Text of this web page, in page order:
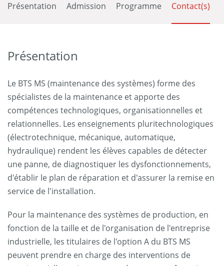
Présentation Admission Programme Contact(s)
Présentation
Le BTS MS (maintenance des systèmes) forme des
spécialistes de la maintenance et apporte des
compétences technologiques, organisationnelles et
relationnelles. Les enseignements pluritechnologiques
(électrotechnique, mécanique, automatique,
hydraulique) rendent les élèves capables de détecter
une panne, de diagnostiquer les dysfonctionnements,
d'établir le plan de réparation et d'assurer la remise en
service de l'installation.
Pour la maintenance des systèmes de production, en
fonction de la taille et de l'organisation de l'entreprise
industrielle, les titulaires de l'option A du BTS MS
peuvent prendre en charge des interventions de